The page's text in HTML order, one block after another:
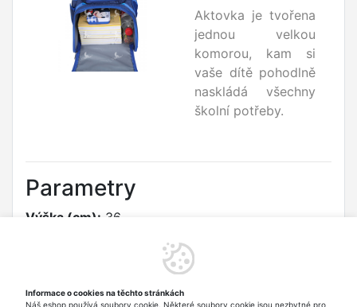
Aktovka je tvořena
jednou velkou
komorou, kam si
vaše dítě pohodlně
naskládá všechny
školní potřeby.
Parametry
Výška (cm): 36
Informace o cookies na těchto stránkách
Náš eshop používá soubory cookie. Některé soubory cookie jsou nezbytné pro